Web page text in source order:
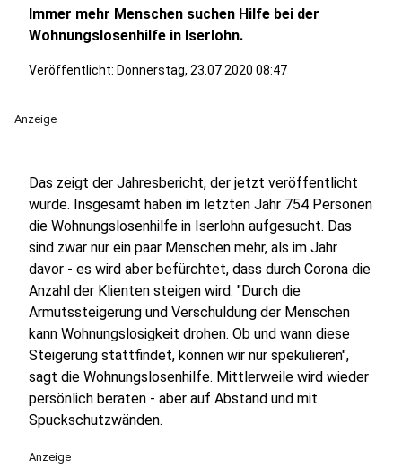
Immer mehr Menschen suchen Hilfe bei der
Wohnungslosenhilfe in Iserlohn.
Veröffentlicht: Donnerstag, 23.07.2020 08:47
Anzeige
Das zeigt der Jahresbericht, der jetzt veröffentlicht
wurde. Insgesamt haben im letzten Jahr 754 Personen
die Wohnungslosenhilfe in Iserlohn aufgesucht. Das
sind zwar nur ein paar Menschen mehr, als im Jahr
davor - es wird aber befürchtet, dass durch Corona die
Anzahl der Klienten steigen wird. "Durch die
Armutssteigerung und Verschuldung der Menschen
kann Wohnungslosigkeit drohen. Ob und wann diese
Steigerung stattfindet, können wir nur spekulieren",
sagt die Wohnungslosenhilfe. Mittlerweile wird wieder
persönlich beraten - aber auf Abstand und mit
Spuckschutzwänden.
Anzeige